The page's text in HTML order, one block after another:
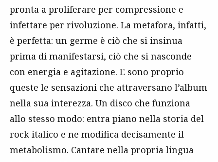
pronta a proliferare per compressione e
infettare per rivoluzione. La metafora, infatti,
è perfetta: un germe è ciò che si insinua
prima di manifestarsi, ciò che si nasconde
con energia e agitazione. E sono proprio
queste le sensazioni che attraversano l’album
nella sua interezza. Un disco che funziona
allo stesso modo: entra piano nella storia del
rock italico e ne modifica decisamente il
metabolismo. Cantare nella propria lingua